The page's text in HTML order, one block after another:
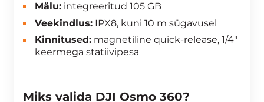
Mälu: integreeritud 105 GB
Veekindlus: IPX8, kuni 10 m sügavusel
Kinnitused: magnetiline quick-release, 1/4″
keermega statiivipesa
Miks valida DJI Osmo 360?